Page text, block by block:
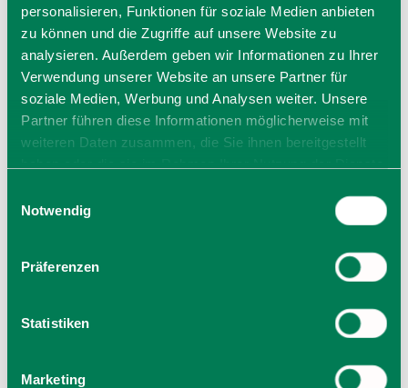
personalisieren, Funktionen für soziale Medien anbieten
zu können und die Zugriffe auf unsere Website zu
analysieren. Außerdem geben wir Informationen zu Ihrer
Verwendung unserer Website an unsere Partner für
soziale Medien, Werbung und Analysen weiter. Unsere
Partner führen diese Informationen möglicherweise mit
weiteren Daten zusammen, die Sie ihnen bereitgestellt
Cookies, wenn Sie unsere Webseite weiterhin nutzen.
Notwendig
Präferenzen
Statistiken
Marketing
Ermäßigt* 13 €
Kinder & Jugendliche (-18 Jahre) 10 €
AbendkasseZuschlag: +1 €
*Azubi, Studierende, Schwerbehinderte,
Veranstalter
Marktplatz 18 a